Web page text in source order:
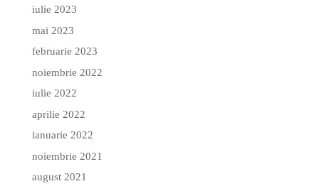
iulie 2023
mai 2023
februarie 2023
noiembrie 2022
iulie 2022
aprilie 2022
ianuarie 2022
noiembrie 2021
august 2021